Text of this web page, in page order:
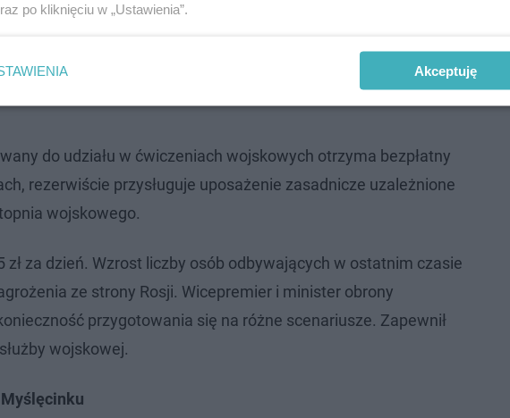
do udziału w ćwiczeniach wojskowych otrzyma bezpłatny
rezerwiście przysługuje uposażenie zasadnicze uzależnione
wojskowego.
za dzień. Wzrost liczby osób odbywających w ostatnim czasie
ze strony Rosji. Wicepremier i minister obrony
przygotowania się na różne scenariusze. Zapewnił
wojskowej.
po kliknięciu w „Ustawienia”.
Akceptuję